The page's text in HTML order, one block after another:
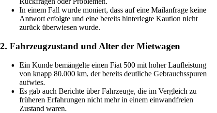
In einem Fall wurde moniert, dass auf eine Mailanfrage keine
Antwort erfolgte und eine bereits hinterlegte Kaution nicht
zurück überwiesen wurde.
2. Fahrzeugzustand und Alter der Mietwagen
Ein Kunde bemängelte einen Fiat 500 mit hoher Laufleistung
von knapp 80.000 km, der bereits deutliche Gebrauchsspuren
aufwies.
Es gab auch Berichte über Fahrzeuge, die im Vergleich zu
früheren Erfahrungen nicht mehr in einem einwandfreien
Zustand waren.